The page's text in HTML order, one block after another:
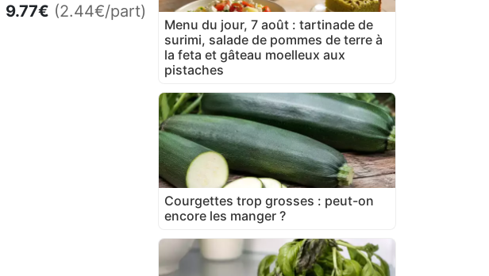
9.77€ (2.44€/part)
Menu du jour, 7 août : tartinade de
surimi, salade de pommes de terre à
la feta et gâteau moelleux aux
pistaches
Courgettes trop grosses : peut-on
encore les manger ?